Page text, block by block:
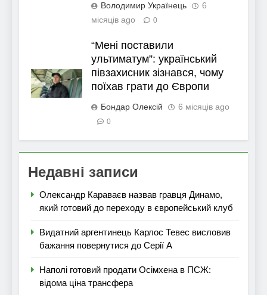
Володимир Українець
6
місяців ago
0
“Мені поставили
ультиматум”: український
півзахисник зізнався, чому
поїхав грати до Європи
Бондар Олексій 6 місяців ago
0
Недавні записи
Олександр Караваєв назвав гравця Динамо,
який готовий до переходу в європейський клуб
Видатний аргентинець Карлос Тевес висловив
бажання повернутися до Серії А
Наполі готовий продати Осімхена в ПСЖ:
відома ціна трансфера